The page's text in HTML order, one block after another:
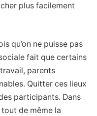
plus facilement
qu’on ne puisse pas
fait que certains
parents
Quitter ces lieux
participants. Dans
de même la